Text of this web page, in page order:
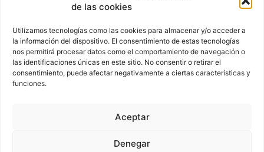
de las cookies
Utilizamos tecnologías como las cookies para almacenar y/o acceder a
la información del dispositivo. El consentimiento de estas tecnologías
nos permitirá procesar datos como el comportamiento de navegación o
las identificaciones únicas en este sitio. No consentir o retirar el
consentimiento, puede afectar negativamente a ciertas características y
funciones.
Aceptar
Denegar
VIDEOCONFERENCIAS
POLÍTICA DE PRIVACIDAD
CONTACTO